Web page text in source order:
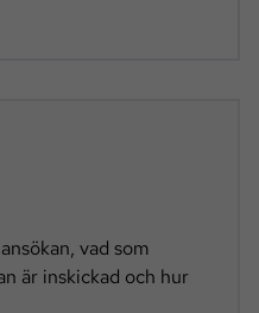
vad som
är inskickad och hur